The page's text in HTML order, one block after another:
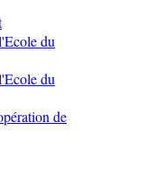
du
du
de